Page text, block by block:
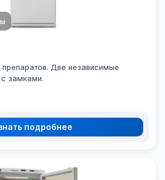
Две независимые
замками.
подробнее